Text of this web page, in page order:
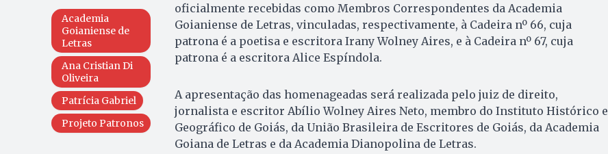
Academia
Goianiense de
Letras
Ana Cristian Di
Oliveira
Patrícia Gabriel
Projeto Patronos
oficialmente recebidas como Membros Correspondentes da Academia
Goianiense de Letras, vinculadas, respectivamente, à Cadeira nº 66, cuja
patrona é a poetisa e escritora Irany Wolney Aires, e à Cadeira nº 67, cuja
patrona é a escritora Alice Espíndola.
A apresentação das homenageadas será realizada pelo juiz de direito,
jornalista e escritor Abílio Wolney Aires Neto, membro do Instituto Histórico e
Geográfico de Goiás, da União Brasileira de Escritores de Goiás, da Academia
Goiana de Letras e da Academia Dianopolina de Letras.